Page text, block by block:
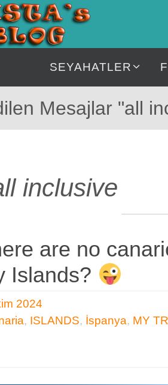
SEYAHATLER
Mesajlar "all
inclusive
are no
Islands?
2024
, ISLANDS, İspanya, MY